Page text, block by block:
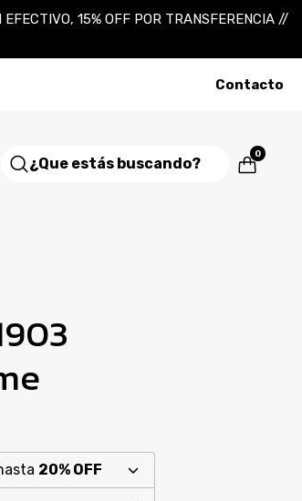
15% OFF POR TRANSFERENCIA //
Contacto
0
20% OFF